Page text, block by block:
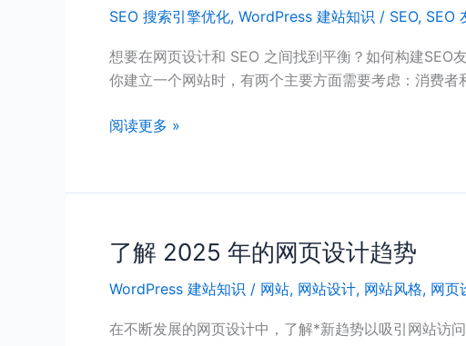
南：
基
础
*
SEO 搜索引擎优化, WordPress 建站知识 / SEO, SEO
想要在网页设计和 SEO 之间找到平衡？如何构建SEO
你建立一个网站时，有两个主要方面需要考虑：消费者
网
页
设
如
建
好
的
业
阅读更多 »
了解 2025 年的网页设计趋势
WordPress 建站知识 / 网站, 网站设计, 网站风格, 网页
在不断发展的网页设计中，了解*新趋势以吸引网站访
了
2025
年